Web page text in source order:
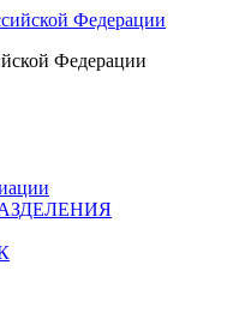
Федерации